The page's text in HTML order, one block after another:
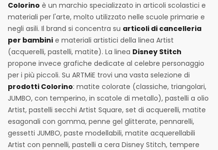
Colorino è un marchio specializzato in articoli scolastici e
materiali per l'arte, molto utilizzato nelle scuole primarie e
negli asili. Il brand si concentra su articoli di cancelleria
per bambini e materiali artistici della linea Artist
(acquerelli, pastelli, matite). La linea Disney Stitch
propone invece grafiche dedicate al celebre personaggio
per i più piccoli. Su ARTMiE trovi una vasta selezione di
prodotti Colorino: matite colorate (classiche, triangolari,
JUMBO, con temperino, in scatole di metallo), pastelli a olio
Artist, pastelli secchi Artist Square, set di acquerelli, matite
esagonali con gomma, penne gel glitterate, pennarelli,
gessetti JUMBO, paste modellabili, matite acquerellabili
Artist con pennelli, pastelli a cera Disney Stitch, tempere